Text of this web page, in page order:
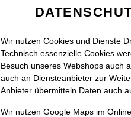
Wir nutzen Cookies und Dienste
Technisch essenzielle Cookies
Besuch unseres Webshops auch
auch an Diensteanbieter zur
Anbieter übermitteln Daten auch
Wir nutzen Google Maps im